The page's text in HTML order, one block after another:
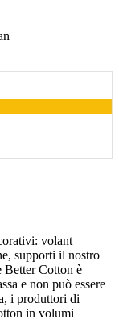
volant
supporti il nostro
Cotton è
e non può essere
i produttori di
in volumi